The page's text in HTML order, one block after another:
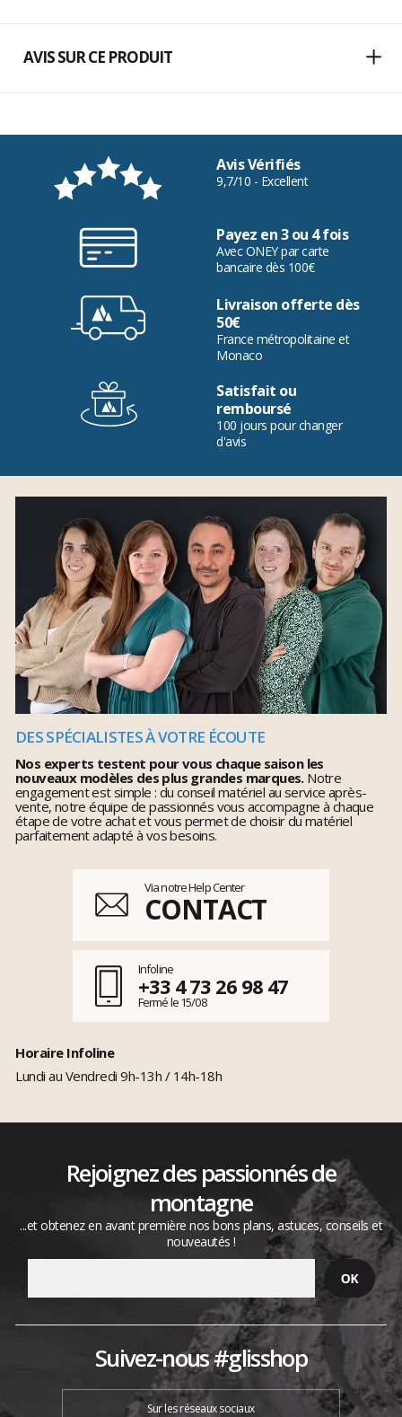
AVIS SUR CE PRODUIT
Avis Vérifiés
9,7/10 - Excellent
Payez en 3 ou 4 fois
Avec ONEY par carte
bancaire dès 100€
Livraison offerte dès
50€
France métropolitaine et
Monaco
Satisfait ou
remboursé
100 jours pour changer
d'avis
DES SPÉCIALISTES À VOTRE ÉCOUTE
Nos experts testent pour vous chaque saison les
nouveaux modèles des plus grandes marques.Notre
engagement est simple : du conseil matériel au service après-
vente, notre équipe de passionnés vous accompagne à chaque
étape de votre achat et vous permet de choisir du matériel
parfaitement adapté à vos besoins.
Via notre Help Center
CONTACT
Infoline
+33 4 73 26 98 47
Fermé le 15/08
Horaire Infoline
Lundi au Vendredi 9h-13h / 14h-18h
Rejoignez des passionnés de
montagne
...et obtenez en avant première nos bons plans, astuces, conseils et
nouveautés !
Suivez-nous #glisshop
Sur les réseaux sociaux